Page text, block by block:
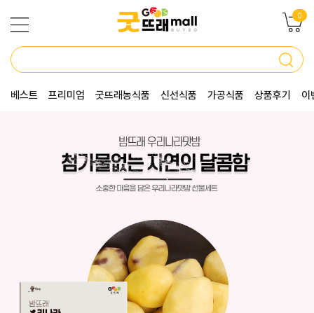
0
베스트 프리미엄 굿뜨래농식품 신선식품 가공식품 상품후기 이